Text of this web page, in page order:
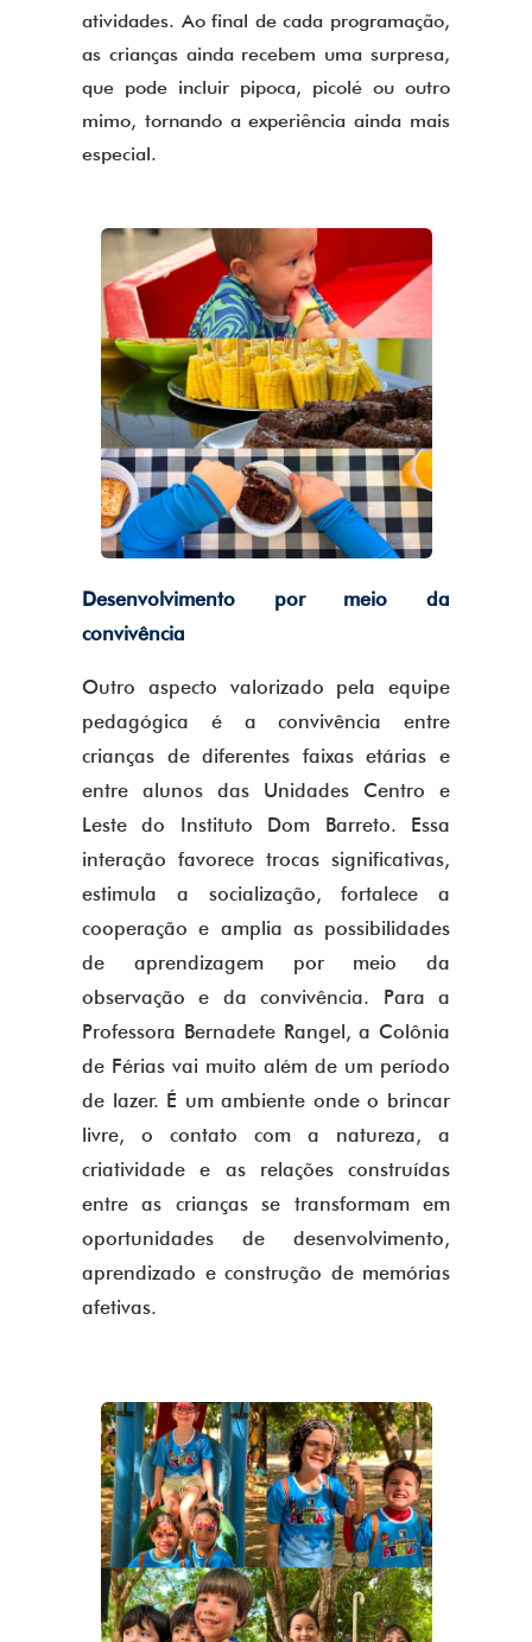
atividades. Ao final de cada programação,
as crianças ainda recebem uma surpresa,
que pode incluir pipoca, picolé ou outro
mimo, tornando a experiência ainda mais
especial.
Desenvolvimento por meio da
convivência
Outro aspecto valorizado pela equipe
pedagógica é a convivência entre
crianças de diferentes faixas etárias e
entre alunos das Unidades Centro e
Leste do Instituto Dom Barreto. Essa
interação favorece trocas significativas,
estimula a socialização, fortalece a
cooperação e amplia as possibilidades
de aprendizagem por meio da
observação e da convivência. Para a
Professora Bernadete Rangel, a Colônia
de Férias vai muito além de um período
de lazer. É um ambiente onde o brincar
livre, o contato com a natureza, a
criatividade e as relações construídas
entre as crianças se transformam em
oportunidades de desenvolvimento,
aprendizado e construção de memórias
afetivas.